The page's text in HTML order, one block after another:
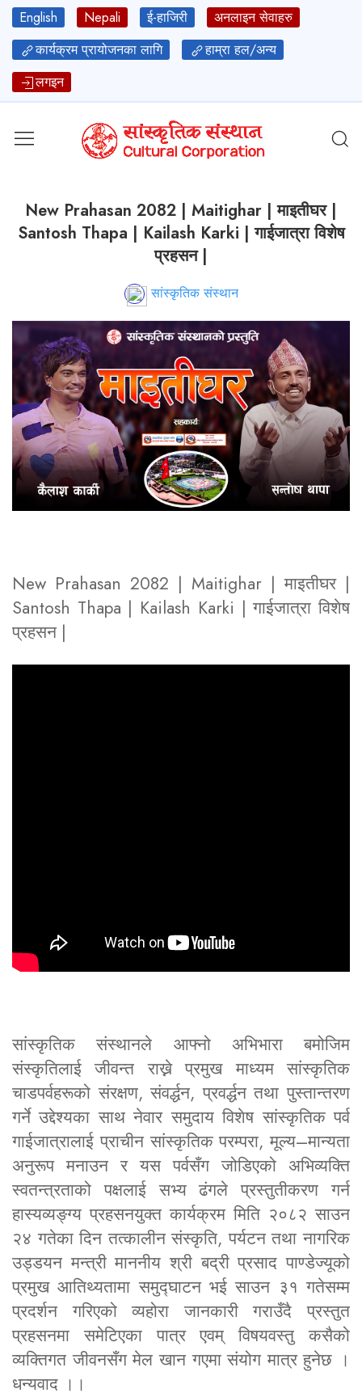
English Nepali ई-हाजिरी
अनलाइन सेवाहरु
कार्यक्रम प्रायोजनका लागि
हाम्रा हल/अन्य
लगइन
New Prahasan 2082 | Maitighar | माइतीघर |
Santosh Thapa | Kailash Karki | गाईजात्रा विशेष
प्रहसन |
सांस्कृतिक संस्थान
New Prahasan 2082 | Maitighar | माइतीघर |
Santosh Thapa | Kailash Karki | गाईजात्रा विशेष
प्रहसन |
सांस्कृतिक संस्थानले आफ्नो अभिभारा बमोजिम
संस्कृतिलाई जीवन्त राख्ने प्रमुख माध्यम सांस्कृतिक
चाडपर्वहरूको संरक्षण, संवर्द्धन, प्रवर्द्धन तथा पुस्तान्तरण
गर्ने उद्देश्यका साथ नेवार समुदाय विशेष सांस्कृतिक पर्व
गाईजात्रालाई प्राचीन सांस्कृतिक परम्परा, मूल्य–मान्यता
अनुरूप मनाउन र यस पर्वसँग जोडिएको अभिव्यक्ति
स्वतन्त्रताको पक्षलाई सभ्य ढंगले प्रस्तुतीकरण गर्न
हास्यव्यङ्ग्य प्रहसनयुक्त कार्यक्रम मिति २०८२ साउन
२४ गतेका दिन तत्कालीन संस्कृति, पर्यटन तथा नागरिक
उड्डयन मन्त्री माननीय श्री बद्री प्रसाद पाण्डेज्यूको
प्रमुख आतिथ्यतामा समुद्घाटन भई साउन ३१ गतेसम्म
प्रदर्शन गरिएको व्यहोरा जानकारी गराउँदै प्रस्तुत
प्रहसनमा समेटिएका पात्र एवम् विषयवस्तु कसैको
व्यक्तिगत जीवनसँग मेल खान गएमा संयोग मात्र हुनेछ ।
धन्यवाद ।।